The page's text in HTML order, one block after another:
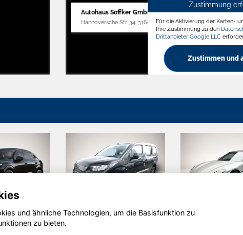
Autohaus Söffker GmbH
Hannoversche Str. 34, 31688 Nienstädt
Zustimmung
Für die Aktivierung der Karten-
Ihre Zustimmung zu den
Drittanbieter Google LLC
Zustimmen und
Volkswagen
und ähnliche Technologien, um die Basisfunktion zu
zu bieten.